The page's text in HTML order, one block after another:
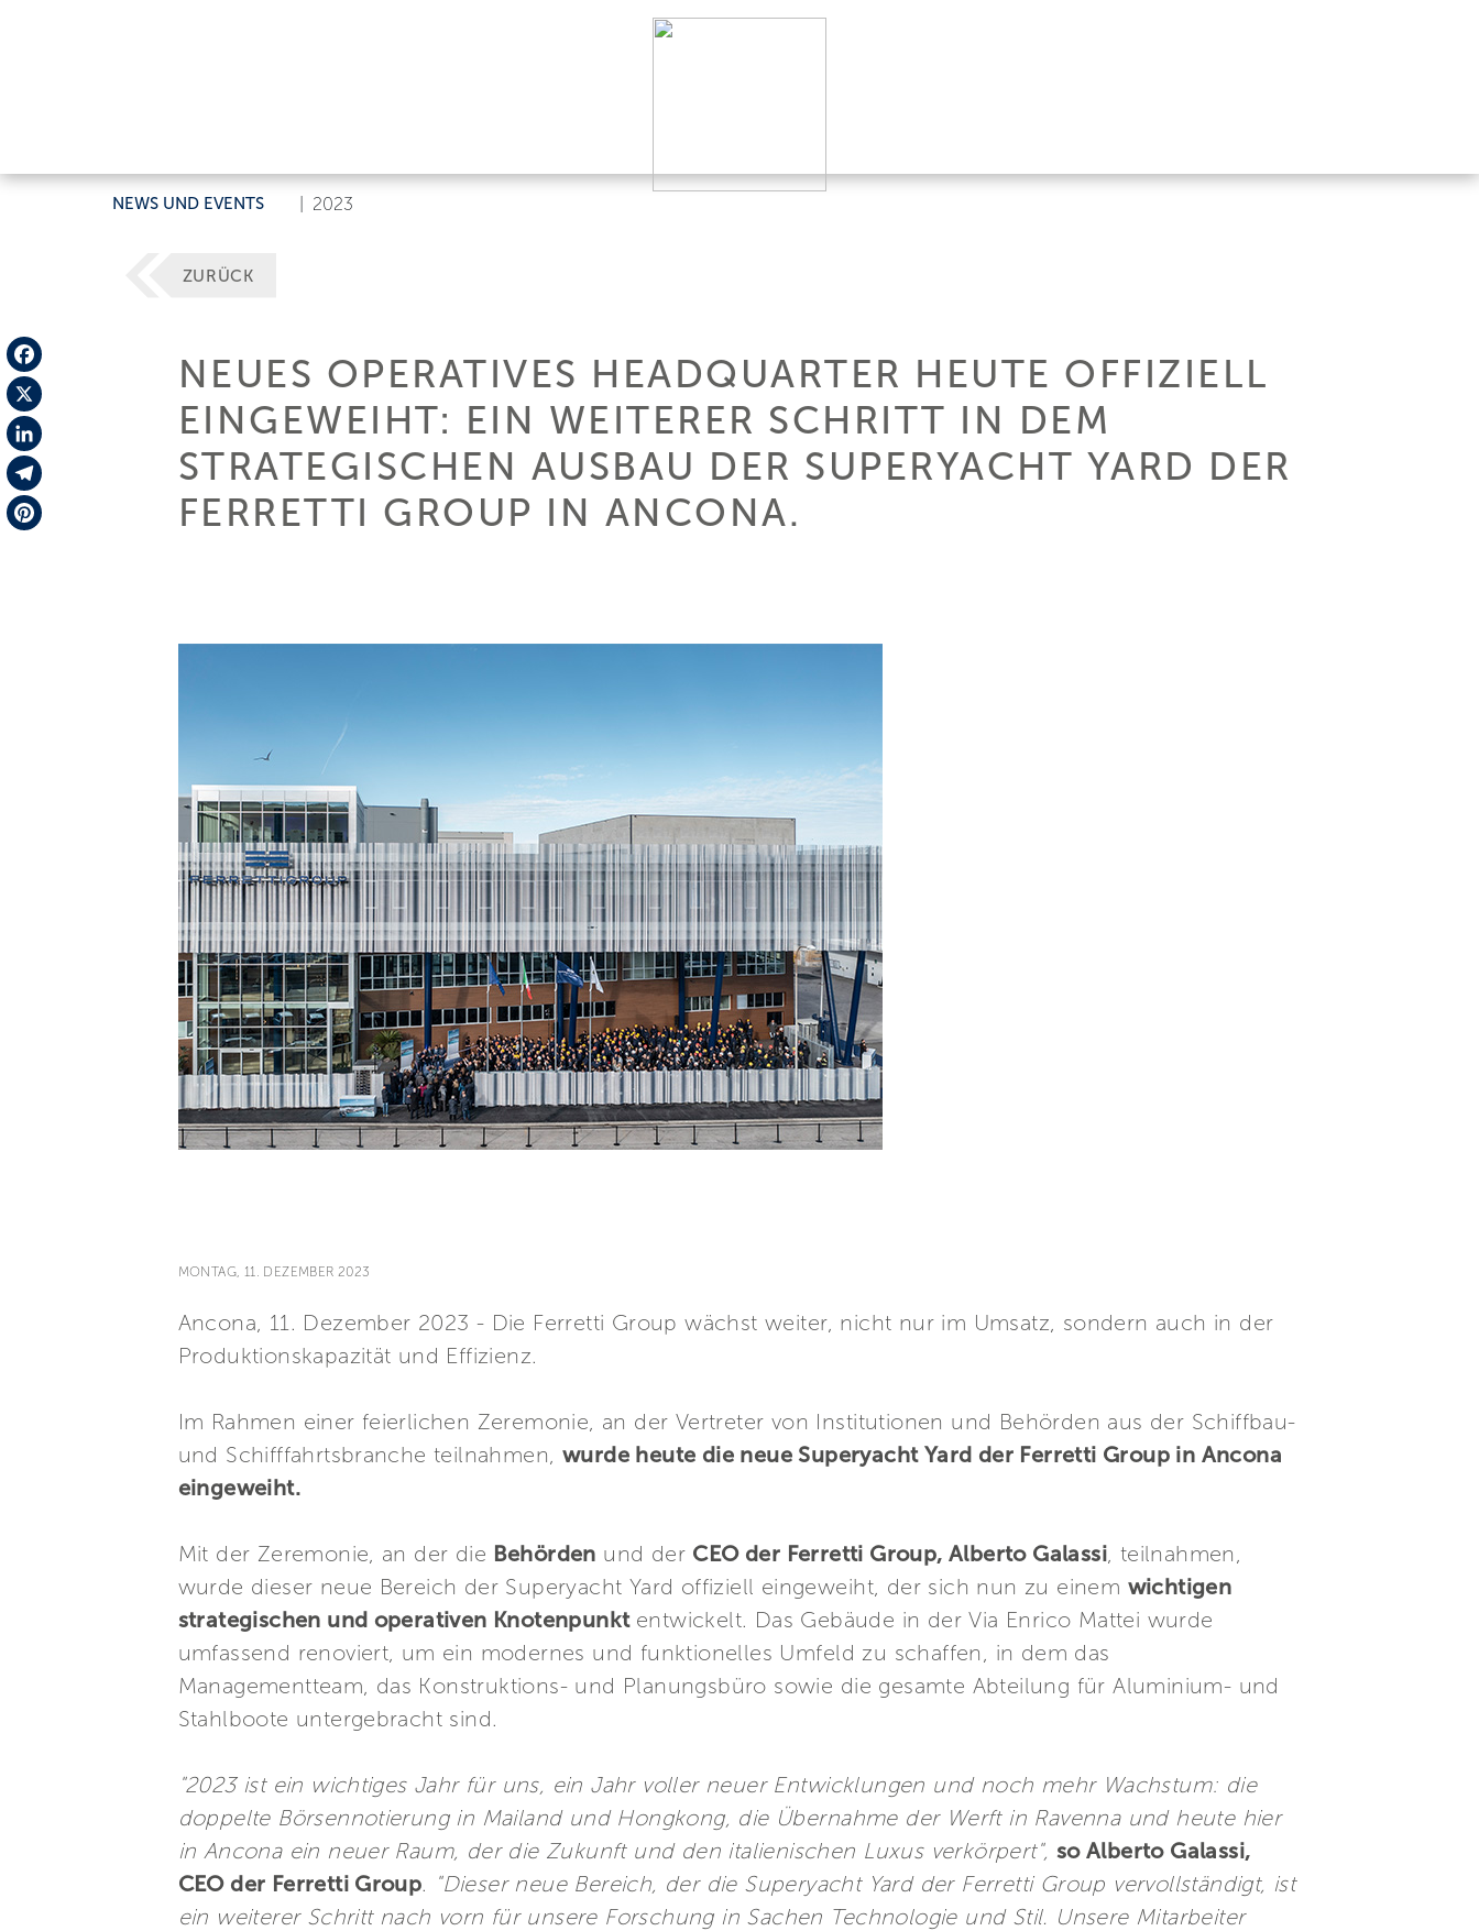
NEWS UND EVENTS 2023
Facebook
X
LinkedIn
Telegram
ZURÜCK
NEUES OPERATIVES HEADQUARTER HEUTE OFFIZIELL
EINGEWEIHT: EIN WEITERER SCHRITT IN DEM
STRATEGISCHEN AUSBAU DER SUPERYACHT YARD DER
FERRETTI GROUP IN ANCONA.
MONTAG, 11. DEZEMBER 2023
Ancona, 11. Dezember 2023 - Die Ferretti Group wächst weiter, nicht nur im Umsatz, sondern auch in der
Produktionskapazität und Effizienz.
Im Rahmen einer feierlichen Zeremonie, an der Vertreter von Institutionen und Behörden aus der Schiffbau-
und Schifffahrtsbranche teilnahmen, wurde heute die neue Superyacht Yard der Ferretti Group in Ancona
eingeweiht.
Mit der Zeremonie, an der die Behörden und der CEO der Ferretti Group, Alberto Galassi, teilnahmen,
wurde dieser neue Bereich der Superyacht Yard offiziell eingeweiht, der sich nun zu einem wichtigen
strategischen und operativen Knotenpunkt entwickelt. Das Gebäude in der Via Enrico Mattei wurde
umfassend renoviert, um ein modernes und funktionelles Umfeld zu schaffen, in dem das
Managementteam, das Konstruktions- und Planungsbüro sowie die gesamte Abteilung für Aluminium- und
Stahlboote untergebracht sind.
"2023 ist ein wichtiges Jahr für uns, ein Jahr voller neuer Entwicklungen und noch mehr Wachstum: die
doppelte Börsennotierung in Mailand und Hongkong, die Übernahme der Werft in Ravenna und heute hier
in Ancona ein neuer Raum, der die Zukunft und den italienischen Luxus verkörpert", so Alberto Galassi,
CEO der Ferretti Group. "Dieser neue Bereich, der die Superyacht Yard der Ferretti Group vervollständigt, ist
ein weiterer Schritt nach vorn für unsere Forschung in Sachen Technologie und Stil. Unsere Mitarbeiter